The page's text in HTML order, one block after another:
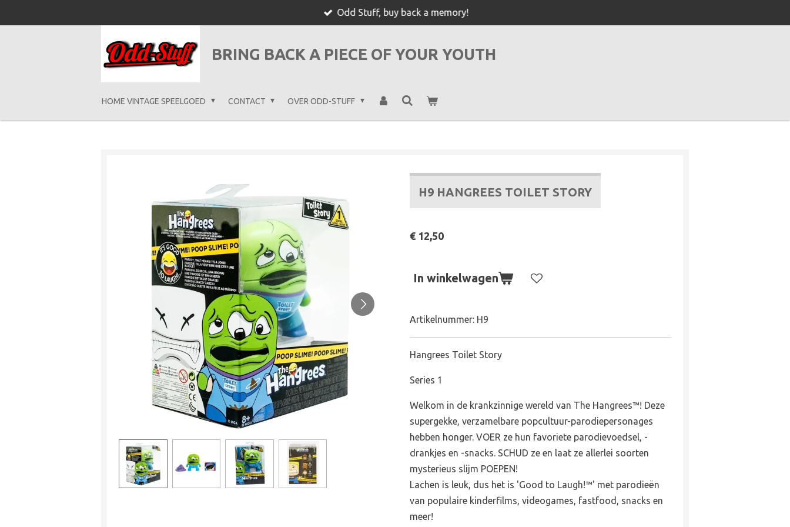
Odd Stuff, buy back a memory!
BRING BACK A PIECE OF YOUR YOUTH
HOME VINTAGE SPEELGOED CONTACT OVER ODD-STUFF
H9 HANGREES TOILET STORY
€ 12,50
In winkelwagen
Artikelnummer: H9
Hangrees Toilet Story
Series 1
Welkom in de krankzinnige wereld van The Hangrees™! Deze
supergekke, verzamelbare popcultuur-parodiepersonages
hebben honger. VOER ze hun favoriete parodievoedsel, -
drankjes en -snacks. SCHUD ze en laat ze allerlei soorten
mysterieus slijm POEPEN!
Lachen is leuk, dus het is 'Good to Laugh!™' met parodieën
van populaire kinderfilms, videogames, fastfood, snacks en
meer!